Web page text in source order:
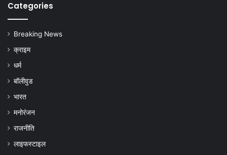
Categories
Breaking News
क्राइम
धर्म
बॉलीवुड
भारत
मनोरंजन
राजनीति
लाइफस्टाइल